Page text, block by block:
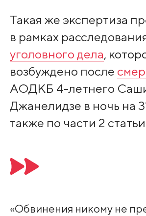
Такая же экспертиза
в рамках
уголовного дела,
возбуждено после
АОДКБ 4-летнего
Джанелидзе в ночь на
также по части 2
«Обвинения никому не